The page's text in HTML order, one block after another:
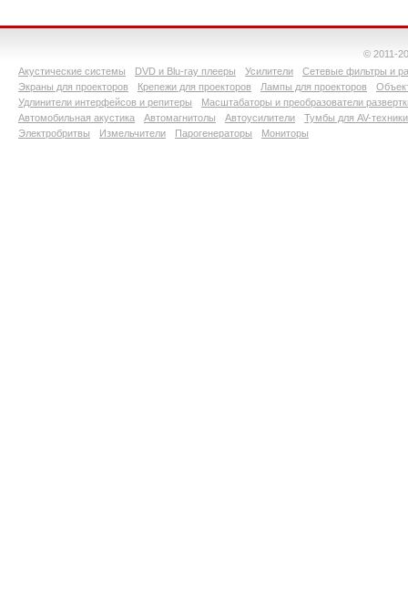
© 2011-
Акустические системы
DVD и Blu-ray плееры Усилители
Сетевые фильтры и
Экраны для проекторов
Крепежи для проекторов Лампы для проекторов
Удлинители интерфейсов и репитеры
Масштабаторы и преобразователи
Автомобильная акустика
Автомагнитолы Автоусилители
Тумбы для AV-техники
Электробритвы
Измельчители Парогенераторы Мониторы